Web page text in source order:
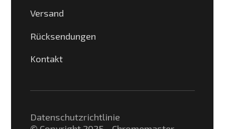
Versand
Rücksendungen
Kontakt
Datenschutzrichtlinie